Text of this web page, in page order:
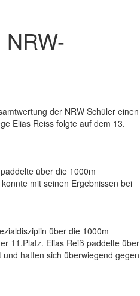
der NRW Schüler einen
Elias Reiss folgte auf dem 13.
über die 1000m
mit seinen Ergebnissen bei
über die 1000m
11.Platz. Elias Reiß paddelte über
hatten sich überwiegend gegen